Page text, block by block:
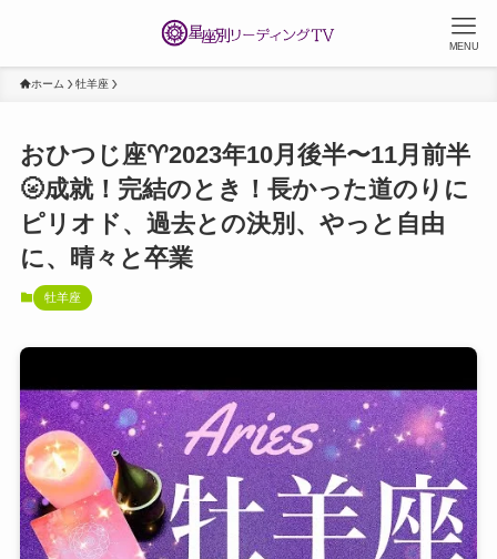
MENU
ホーム 牡羊座
おひつじ座♈️2023年10月後半〜11月前半
🌝成就！完結のとき！長かった道のりに
ピリオド、過去との決別、やっと自由
に、晴々と卒業
牡羊座